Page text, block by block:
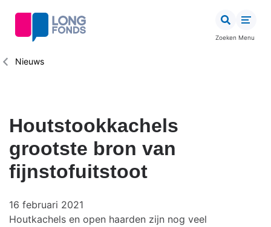
inhoud
Zoeken Menu
Kruimelpad
Nieuws
Houtstookkachels
grootste bron van
fijnstofuitstoot
16 februari 2021
Houtkachels en open haarden zijn nog veel